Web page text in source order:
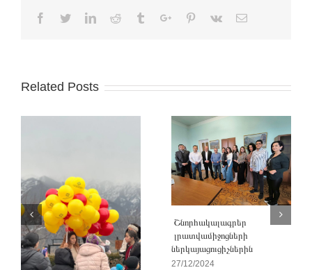
Facebook
TwitterLinkedinReddit TumblrGoogle+Pinterest
Vk Email
Related Posts
Շնորհակալագրեր
լրատվամիջոցների
ներկայացուցիչներին
27/12/2024